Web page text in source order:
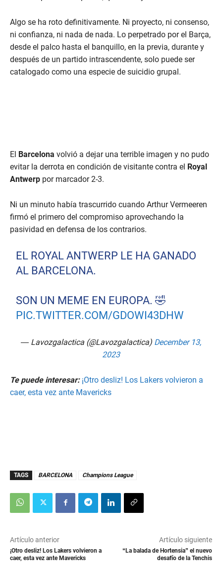
Algo se ha roto definitivamente. Ni proyecto, ni consenso,
ni confianza, ni nada de nada. Lo perpetrado por el Barça,
desde el palco hasta el banquillo, en la previa, durante y
después de un partido intrascendente, solo puede ser
catalogado como una especie de suicidio grupal.
El Barcelona volvió a dejar una terrible imagen y no pudo
evitar la derrota en condición de visitante contra el Royal
Antwerp por marcador 2-3.
Ni un minuto había trascurrido cuando Arthur Vermeeren
firmó el primero del compromiso aprovechando la
pasividad en defensa de los contrarios.
EL ROYAL ANTWERP LE HA GANADO
AL BARCELONA.
SON UN MEME EN EUROPA. 🤣
PIC.TWITTER.COM/GDOWI43DHW
— Lavozgalactica (@Lavozgalactica) December 13,
2023
Te puede interesar: ¡Otro desliz! Los Lakers volvieron a
caer, esta vez ante Mavericks
TAGS BARCELONA Champions League
Artículo anterior
¡Otro desliz! Los Lakers volvieron a
caer, esta vez ante Mavericks
Artículo siguiente
“La balada de Hortensia” el nuevo
desafío de la Tenchis